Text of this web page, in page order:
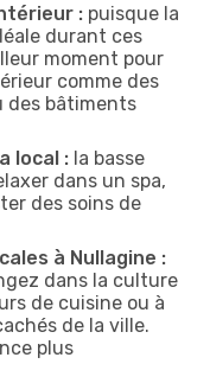
: puisque la
durant ces
moment pour
comme des
des bâtiments
local : la basse
dans un spa,
des soins de
à Nullagine :
dans la culture
de cuisine ou à
de la ville.
plus